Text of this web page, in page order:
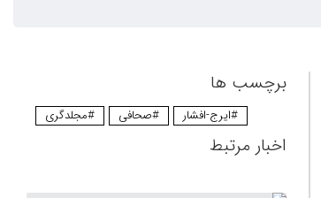
برچسب ها
#ایرج-افشار #صحافی #مجلدگری
اخبار مرتبط